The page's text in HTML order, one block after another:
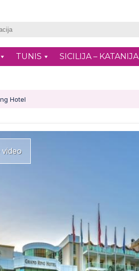
TUNIS SICILIJA – KATANIJA
Hotel
video